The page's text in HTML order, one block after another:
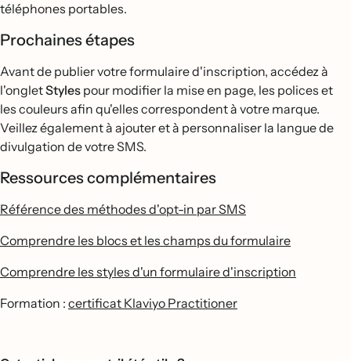
téléphones portables.
Prochaines étapes
Avant de publier votre formulaire d'inscription, accédez à
l'ongletStyles pour modifier la mise en page, les polices et
les couleurs afin qu'elles correspondent à votre marque.
Veillez également à ajouter et à personnaliser la langue de
divulgation de votre SMS.
Ressources complémentaires
Référence des méthodes d'opt-in par SMS
Comprendre les blocs et les champs du formulaire
Comprendre les styles d'un formulaire d'inscription
Formation : certificat Klaviyo Practitioner